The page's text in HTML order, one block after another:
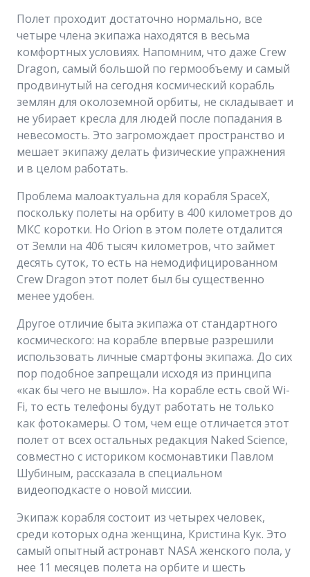
Полет проходит достаточно нормально, все
четыре члена экипажа находятся в весьма
комфортных условиях. Напомним, что даже Crew
Dragon, самый большой по гермообъему и самый
продвинутый на сегодня космический корабль
землян для околоземной орбиты, не складывает и
не убирает кресла для людей после попадания в
невесомость. Это загромождает пространство и
мешает экипажу делать физические упражнения
и в целом работать.
Проблема малоактуальна для корабля SpaceX,
поскольку полеты на орбиту в 400 километров до
МКС коротки. Но Orion в этом полете отдалится
от Земли на 406 тысяч километров, что займет
десять суток, то есть на немодифицированном
Crew Dragon этот полет был бы существенно
менее удобен.
Другое отличие быта экипажа от стандартного
космического: на корабле впервые разрешили
использовать личные смартфоны экипажа. До сих
пор подобное запрещали исходя из принципа
«как бы чего не вышло». На корабле есть свой Wi-
Fi, то есть телефоны будут работать не только
как фотокамеры. О том, чем еще отличается этот
полет от всех остальных редакция Naked Science,
совместно с историком космонавтики Павлом
Шубиным, рассказала в специальном
видеоподкасте о новой миссии.
Экипаж корабля состоит из четырех человек,
среди которых одна женщина, Кристина Кук. Это
самый опытный астронавт NASA женского пола, у
нее 11 месяцев полета на орбите и шесть